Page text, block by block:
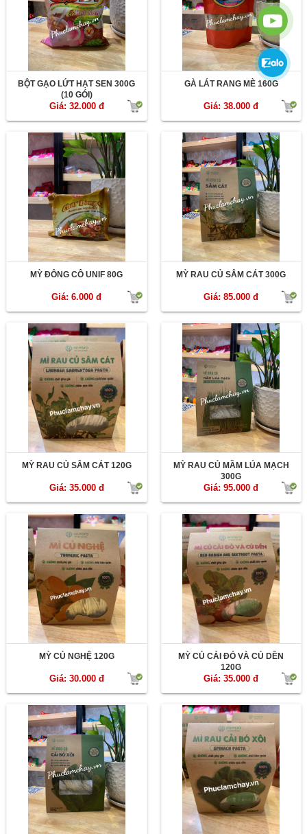
BỘT GẠO LỨT HẠT SEN 300G
(10 GÓI)
Giá: 32.000 đ
GÀ LÁT RANG MÈ 160G
Giá: 38.000 đ
MỲ ĐÔNG CÔ UNIF 80G
Giá: 6.000 đ
MỲ RAU CỦ SÂM CÁT 300G
Giá: 85.000 đ
MỲ RAU CỦ SÂM CÁT 120G
Giá: 35.000 đ
MỲ RAU CỦ MẦM LÚA MẠCH
300G
Giá: 95.000 đ
MỲ CỦ NGHỆ 120G
Giá: 30.000 đ
MỲ CỦ CẢI ĐỎ VÀ CỦ DỀN
120G
Giá: 35.000 đ